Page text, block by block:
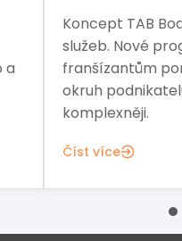
rozšiřuje portfolio
mají
oslovit širší
rozvíjet firmy